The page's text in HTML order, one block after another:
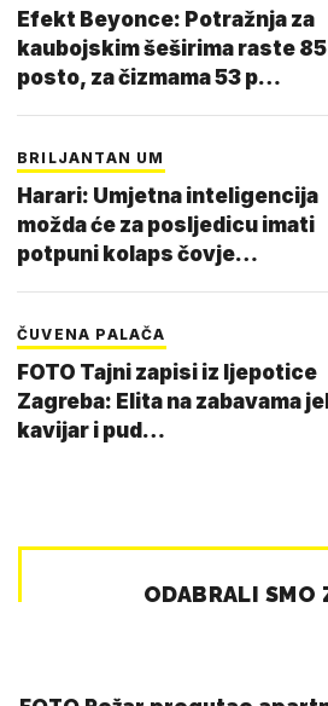
Efekt Beyonce: Potražnja za
kaubojskim šeširima raste 85
posto, za čizmama 53 p…
BRILJANTAN UM
Harari: Umjetna inteligencija
možda će za posljedicu imati
potpuni kolaps čovje…
ČUVENA PALAČA
FOTO Tajni zapisi iz ljepotice
Zagreba: Elita na zabavama jela
kavijar i pud…